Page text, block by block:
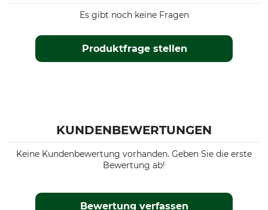
Produktfrage stellen
Es gibt noch keine Fragen
KUNDENBEWERTUNGEN
Keine Kundenbewertung vorhanden. Geben Sie die erste
Bewertung ab!
Bewertung verfassen